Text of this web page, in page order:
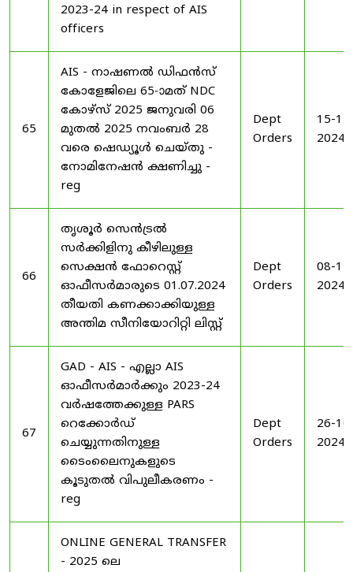
2023-24 in respect of AIS
officers
65
AIS - നാഷണൽ ഡിഫൻസ്
കോളേജിലെ 65-ാമത് NDC
കോഴ്‌സ് 2025 ജനുവരി 06
മുതൽ 2025 നവംബർ 28
വരെ ഷെഡ്യൂൾ ചെയ്‌തു -
നോമിനേഷൻ ക്ഷണിച്ചു -
reg
Dept
Orders
15-
2024
66
തൃശൂർ സെൻട്രൽ
സർക്കിളിനു കീഴിലുള്ള
സെക്ഷൻ ഫോറെസ്റ്റ്
ഓഫീസർമാരുടെ 01.07.2024
തീയതി കണക്കാക്കിയുള്ള
അന്തിമ സീനിയോറിറ്റി ലിസ്റ്റ്
Dept
Orders
08-
2024
67
GAD - AIS - എല്ലാ AIS
ഓഫീസർമാർക്കും 2023-24
വർഷത്തേക്കുള്ള PARS
റെക്കോർഡ്
ചെയ്യുന്നതിനുള്ള
ടൈംലൈനുകളുടെ
കൂടുതൽ വിപുലീകരണം -
reg
Dept
Orders
26-
2024
ONLINE GENERAL TRANSFER
- 2025 ലെ